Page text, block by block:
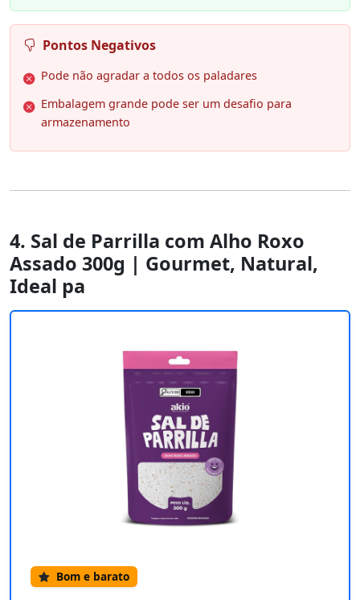
Pontos Negativos
Pode não agradar a todos os paladares
Embalagem grande pode ser um desafio para
armazenamento
4. Sal de Parrilla com Alho Roxo
Assado 300g | Gourmet, Natural,
Ideal pa
Bom e barato